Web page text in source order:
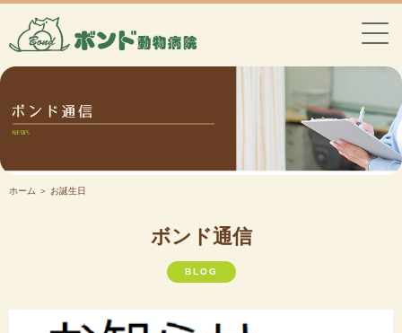
ホーム ＞ お誕生日
ボンド通信
BLOG